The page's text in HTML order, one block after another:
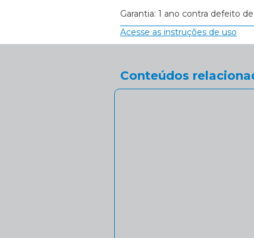
Garantia: 1 ano contra defeito
Acesse as instruções de uso
Conteúdos